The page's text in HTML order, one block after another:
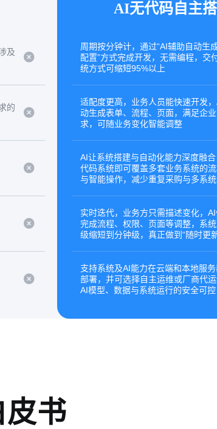
AI无代码自主
及
周期按分钟计，通过“AI辅助自动生
配置”方式完成开发，无需编程，交
统方式可缩短95%以上
的
适配度更高，业务人员能快速开发
动生成表单、流程、页面，满足企
求，可随业务变化智能调整
AI让系统搭建与自动化能力深度融
代码系统即可覆盖多套业务系统的
与智能操作，减少重复采购与多系
实时迭代，业务方只需描述变化，
完成流程、权限、页面等调整，系
级缩短到分钟级，真正做到“随时更
支持系统及AI能力在云端和本地服
部署，并可选择自主运维或厂商代
AI模型、数据与系统运行的安全可控
书